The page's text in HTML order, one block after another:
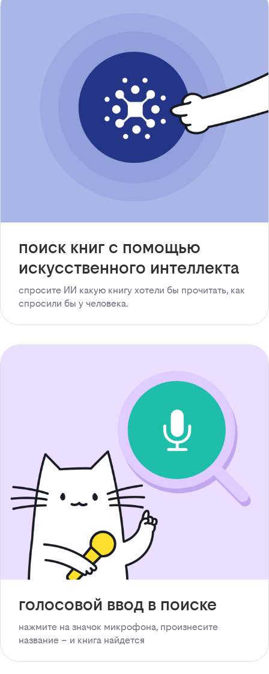
поиск книг с помощью
искусственного интеллекта
спросите ИИ какую книгу хотели бы прочитать, как
спросили бы у человека.
голосовой ввод в поиске
нажмите на значок микрофона, произнесите
название – и книга найдется